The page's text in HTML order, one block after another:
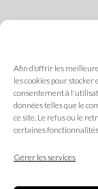
Afin d'offrir les
les cookies pour
consentement à
données telles que le
ce site. Le refus ou le
certaines
Gérer les services